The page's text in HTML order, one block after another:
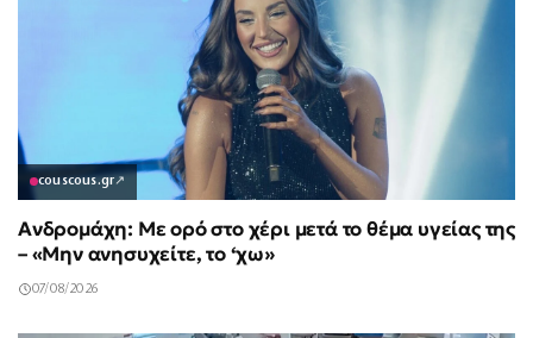
couscous.gr↗
Ανδρομάχη: Με ορό στο χέρι μετά το θέμα υγείας της
– «Μην ανησυχείτε, το ‘χω»
07/08/2026